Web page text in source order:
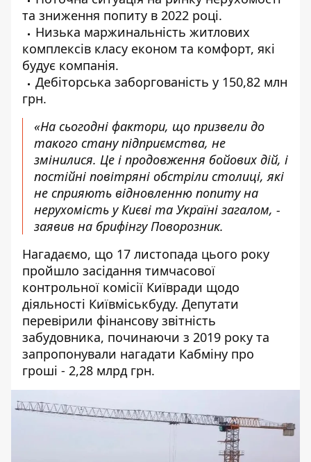
та зниження попиту в 2022 році.
Низька маржинальність житлових
комплексів класу економ та комфорт, які
будує компанія.
Дебіторська заборгованість у 150,82 млн
грн.
«На сьогодні фактори, що призвели до
такого стану підприємства, не
змінилися. Це і продовження бойових дій, і
постійні повітряні обстріли столиці, які
не сприяють відновленню попиту на
нерухомість у Києві та Україні загалом, -
заявив на брифінгу Поворозник.
Нагадаємо, що 17 листопада цього року
пройшло засідання тимчасової
контрольної комісії Київради щодо
діяльності Київміськбуду. Депутати
перевірили фінансову звітність
забудовника, починаючи з 2019 року та
запропонували нагадати Кабміну про
гроші - 2,28 млрд грн.